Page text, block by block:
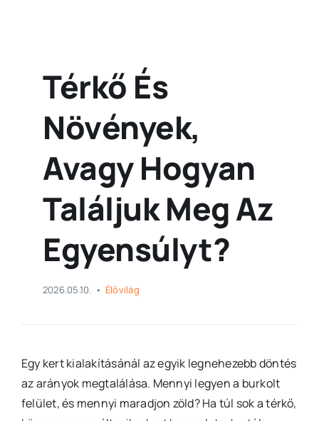
Térkő És
Növények,
Avagy Hogyan
Találjuk Meg Az
Egyensúlyt?
2026.05.10. • Élővilág
Egy kert kialakításánál az egyik legnehezebb döntés
az arányok megtalálása. Mennyi legyen a burkolt
felület, és mennyi maradjon zöld? Ha túl sok a térkő,